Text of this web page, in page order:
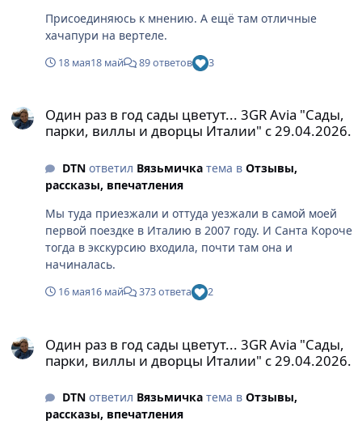
Присоединяюсь к мнению. А ещё там отличные
хачапури на вертеле.
18 мая18 май 89 ответов 3
Один раз в год сады цветут... 3GR Avia "Сады,
парки, виллы и дворцы Италии" с 29.04.2026.
DTNответил Вязьмичкатема в Отзывы,
рассказы, впечатления
Мы туда приезжали и оттуда уезжали в самой моей
первой поездке в Италию в 2007 году. И Санта Короче
тогда в экскурсию входила, почти там она и
начиналась.
16 мая16 май 373 ответа 2
Один раз в год сады цветут... 3GR Avia "Сады,
парки, виллы и дворцы Италии" с 29.04.2026.
DTNответил Вязьмичкатема в Отзывы,
рассказы, впечатления